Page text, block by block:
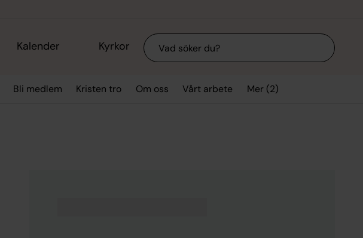
Kalender Kyrkor Sök
Bli medlem Kristen tro Om oss Vårt arbete Mer (2)